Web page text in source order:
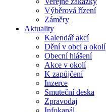
Výběrová řízení
Záměry
Aktuality
Kalendář akcí
Dění v obci a okolí
Obecní hlášení
Akce v okolí
K zapůjčení
Inzerce
Smuteční deska
Zpravodaj
Infokanál